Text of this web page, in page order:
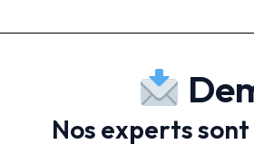
Nos experts